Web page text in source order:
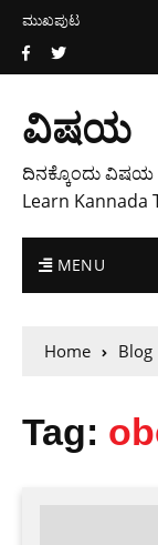
ಮುಖಪುಟ
ವಿಷಯ
ದಿನಕ್ಕೊಂದು
Learn Kannada
MENU
Home Blog
Tag: